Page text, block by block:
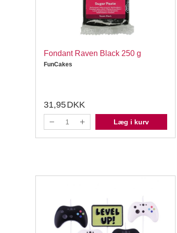
Fondant Raven Black 250 g
FunCakes
31,95DKK
Læg i kurv